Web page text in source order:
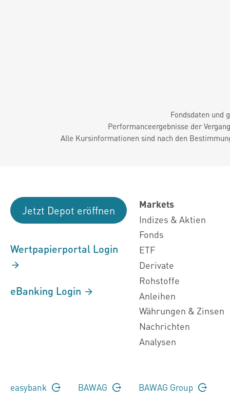
Fondsdaten und
Performanceergebnisse der
Alle Kursinformationen sind nach den
Jetzt Depot eröffnen
Wertpapierportal Login
eBanking Login
Markets
Indizes & Aktien
Fonds
ETF
Derivate
Rohstoffe
Anleihen
Währungen & Zinsen
Nachrichten
Analysen
easybank BAWAG BAWAG Group